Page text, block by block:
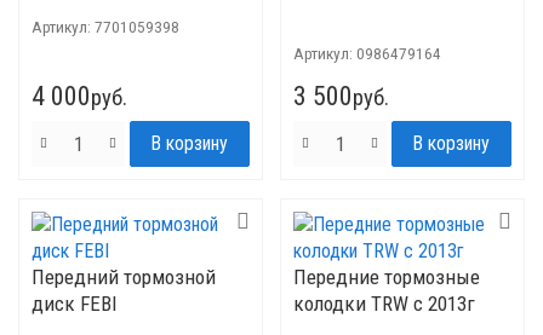
Артикул: 7701059398
4 000руб.
Артикул: 0986479164
3 500руб.
Передний тормозной
диск FEBI
Передние тормозные
колодки TRW с 2013г